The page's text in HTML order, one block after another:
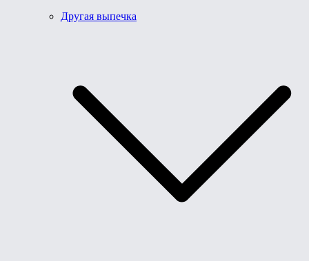
Другая выпечка